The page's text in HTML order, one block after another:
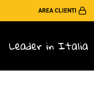
AREA CLIENTI
Leader in Italia